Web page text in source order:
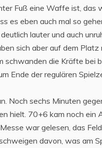
Fuß eine Waffe ist, das
es eben auch mal so
lauter und auch
sich aber auf dem
schwanden die Kräfte bei
Ende der regulären
Noch sechs Minuten
hielt. 70+6 kam noch ein
war gelesen, das
davon, was am